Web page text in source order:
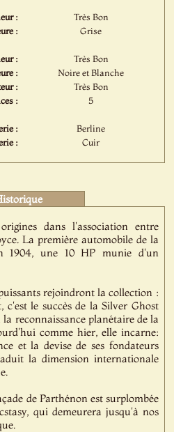
:
Très Bon
:
Grise
:
Très Bon
:
Noire et Blanche
:
Très Bon
:
5
:
Berline
:
Cuir
dans l'association entre
La première automobile de la
1904, une 10 HP munie d'un
rejoindront la collection :
c'est le succès de la Silver Ghost
reconnaissance planétaire de la
comme hier, elle incarne:
et la devise de ses fondateurs
la dimension internationale
de Parthénon est surplombée
qui demeurera jusqu'à nos